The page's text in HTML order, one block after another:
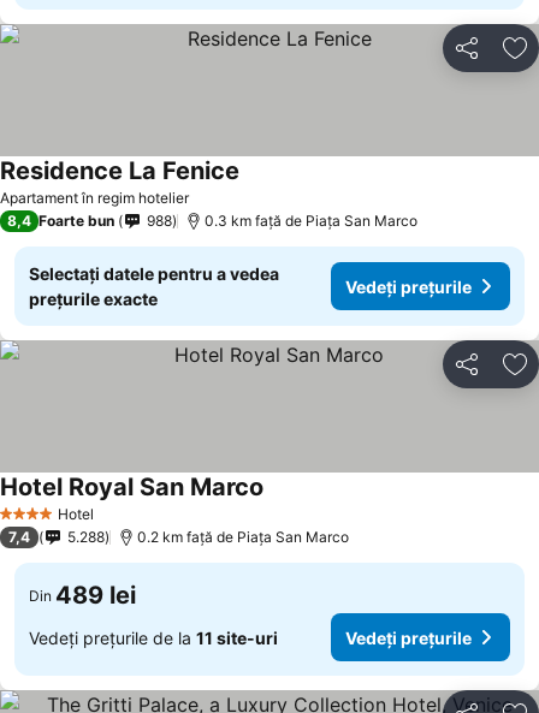
Distribuiți
Apartament în regim hotelier
Residence La Fenice
8,4 Foarte bun 988 0.3 km faţă de Piaţa San Marco
Selectați datele pentru a vedea
prețurile exacte
Vedeți prețurile
Distribuiți
4 Stele Hotel
Hotel Royal San Marco
7,4 5.288 0.2 km faţă de Piaţa San Marco
Din 489 lei
Vedeți prețurile de la 11 site-uri Vedeți prețurile